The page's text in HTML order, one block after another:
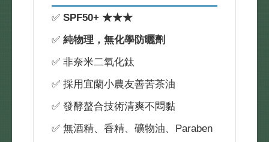
✅ SPF50+ ★★★
✅ 純物理，無化學防曬劑
✅ 非奈米二氧化鈦
✅ 採用宜蘭小農友善苦茶油
✅ 發酵螯合技術清爽不悶黏
✅ 無酒精、香精、礦物油、Paraben